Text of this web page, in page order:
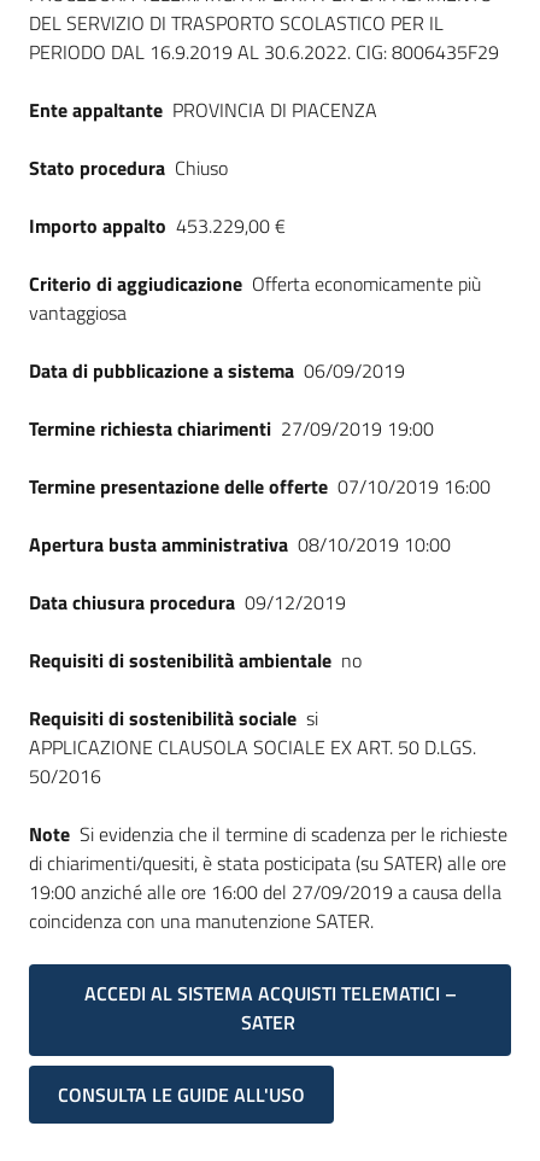
DEL SERVIZIO DI TRASPORTO SCOLASTICO PER IL
PERIODO DAL 16.9.2019 AL 30.6.2022. CIG: 8006435F29
Ente appaltante PROVINCIA DI PIACENZA
Stato procedura Chiuso
Importo appalto 453.229,00 €
Criterio di aggiudicazione Offerta economicamente più
vantaggiosa
Data di pubblicazione a sistema 06/09/2019
Termine richiesta chiarimenti 27/09/2019 19:00
Termine presentazione delle offerte 07/10/2019 16:00
Apertura busta amministrativa 08/10/2019 10:00
Data chiusura procedura 09/12/2019
Requisiti di sostenibilità ambientale no
Requisiti di sostenibilità sociale si
APPLICAZIONE CLAUSOLA SOCIALE EX ART. 50 D.LGS.
50/2016
Note Si evidenzia che il termine di scadenza per le richieste
di chiarimenti/quesiti, è stata posticipata (su SATER) alle ore
19:00 anziché alle ore 16:00 del 27/09/2019 a causa della
coincidenza con una manutenzione SATER.
ACCEDI AL SISTEMA ACQUISTI TELEMATICI –
SATER
CONSULTA LE GUIDE ALL'USO